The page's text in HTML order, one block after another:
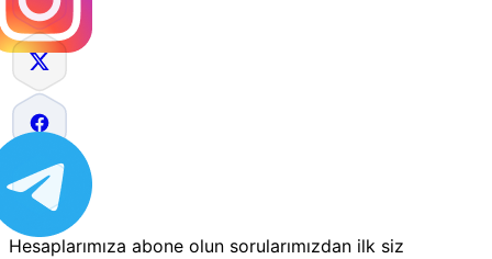
Hesaplarımıza abone olun sorularımızdan ilk siz